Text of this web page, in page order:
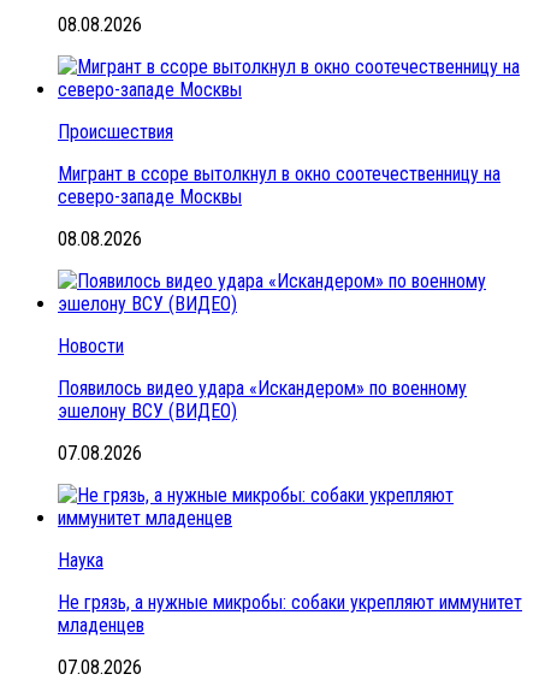
08.08.2026
Происшествия
Мигрант в ссоре вытолкнул в окно соотечественницу на
северо-западе Москвы
08.08.2026
Новости
Появилось видео удара «Искандером» по военному
эшелону ВСУ (ВИДЕО)
07.08.2026
Наука
Не грязь, а нужные микробы: собаки укрепляют иммунитет
младенцев
07.08.2026